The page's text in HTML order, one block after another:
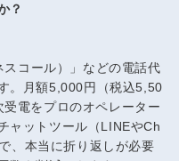
？
コール）」などの電話代
。月額5,000円（税込5,50
電をプロのオペレーター
ャットツール（LINEやCh
、本当に折り返しが必要